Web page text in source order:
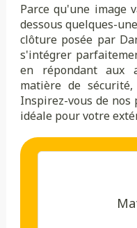
Parce qu'une image
dessous quelques-
clôture posée par
s'intégrer
en répondant aux
matière de
Inspirez-vous de
idéale pour votre